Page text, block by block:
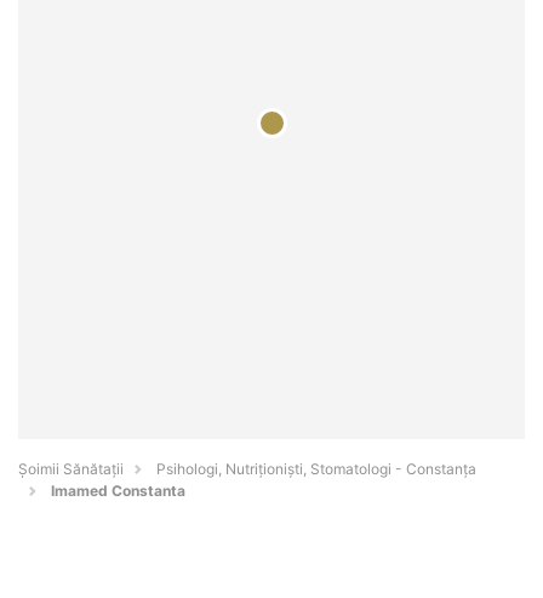
Şoimii Sănătații
Psihologi, Nutriționiști, Stomatologi - Constanţa
Imamed Constanta